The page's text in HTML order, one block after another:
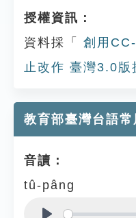
授權資訊：
資料採「
創用
止改作 臺灣3.0版
教育部臺灣台語常
音讀：
tû-pâng